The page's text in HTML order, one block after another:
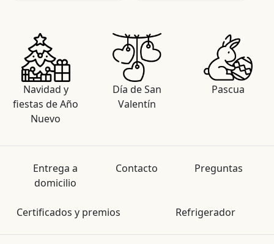
Navidad y
fiestas de Año
Nuevo
Día de San
Valentín
Pascua
Entrega a
domicilio
Contacto Preguntas
Certificados y premios Refrigerador